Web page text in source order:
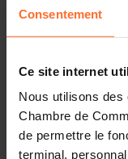
Consentement
Ce site internet
Nous utilisons des
Chambre de
de permettre le
terminal,
Mercredi 3 juillet,
taille et de tout
de 450 lycéens à